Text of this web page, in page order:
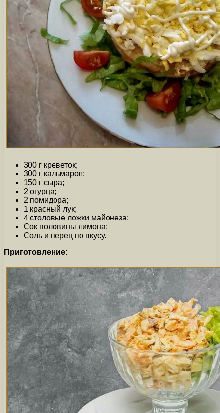
300 г креветок;
300 г кальмаров;
150 г сыра;
2 огурца;
2 помидора;
1 красный лук;
4 столовые ложки майонеза;
Сок половины лимона;
Соль и перец по вкусу.
Приготовление: